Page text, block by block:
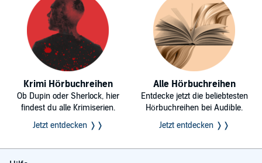
Krimi Hörbuchreihen
Ob Dupin oder Sherlock, hier
findest du alle Krimiserien.
Jetzt entdecken ❭❭
Alle Hörbuchreihen
Entdecke jetzt die beliebtesten
Hörbuchreihen bei Audible.
Jetzt entdecken ❭❭